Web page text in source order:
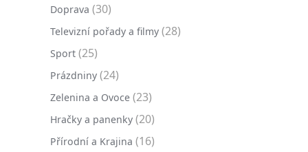
Doprava (30)
Televizní pořady a filmy (28)
Sport (25)
Prázdniny (24)
Zelenina a Ovoce (23)
Hračky a panenky (20)
Přírodní a Krajina (16)